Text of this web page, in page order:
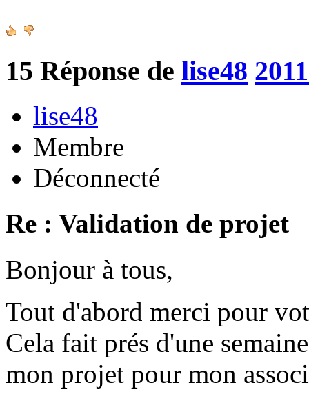
15 Réponse de lise48
lise48
Membre
Déconnecté
Re : Validation de projet
Bonjour à tous,
Tout d'abord merci pour
Cela fait prés d'une
mon projet pour mon